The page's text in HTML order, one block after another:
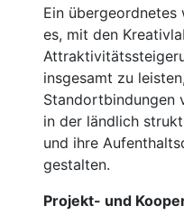
Ein
es, mit den
insgesamt zu
Standortbindungen
in der ländlich
und ihre
gestalten.
Projekt- und